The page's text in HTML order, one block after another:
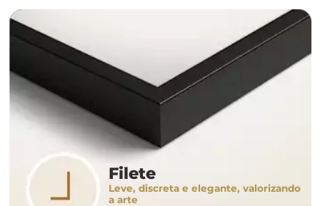
Filete
Leve, discreta e elegante, valorizando
a arte